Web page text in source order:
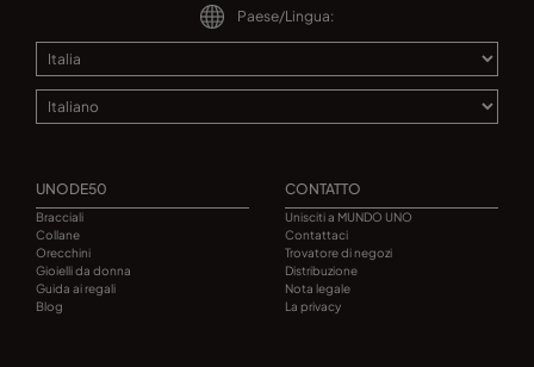
Paese/Lingua:
UNODE50
Bracciali
Collane
Orecchini
Gioielli da donna
Guida ai regali
Blog
CONTATTO
Unisciti a MUNDO UNO
Contattaci
Trovatore di negozi
Distribuzione
Nota legale
La privacy